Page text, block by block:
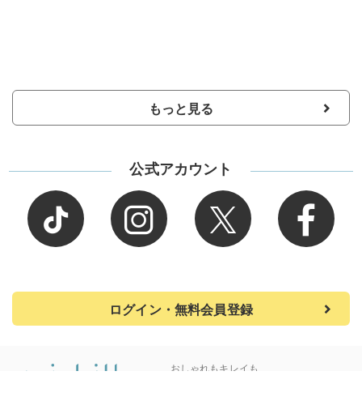
もっと見る
公式アカウント
ログイン・無料会員登録
おしゃれもキレイも、